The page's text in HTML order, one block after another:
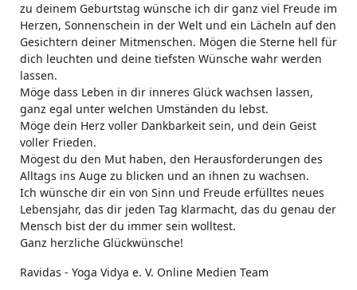
zu deinem Geburtstag wünsche ich dir ganz viel Freude im
Herzen, Sonnenschein in der Welt und ein Lächeln auf den
Gesichtern deiner Mitmenschen. Mögen die Sterne hell für
dich leuchten und deine tiefsten Wünsche wahr werden
lassen.
Möge dass Leben in dir inneres Glück wachsen lassen,
ganz egal unter welchen Umständen du lebst.
Möge dein Herz voller Dankbarkeit sein, und dein Geist
voller Frieden.
Mögest du den Mut haben, den Herausforderungen des
Alltags ins Auge zu blicken und an ihnen zu wachsen.
Ich wünsche dir ein von Sinn und Freude erfülltes neues
Lebensjahr, das dir jeden Tag klarmacht, das du genau der
Mensch bist der du immer sein wolltest.
Ganz herzliche Glückwünsche!
Ravidas - Yoga Vidya e. V. Online Medien Team